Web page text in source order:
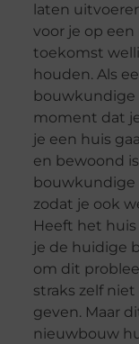
laten
voor je op
toekomst
houden. Als
bouwkundige
moment dat
je een huis
en bewoond
bouwkundige
zodat je ook
Heeft het
je de huidige
om dit
straks zelf
geven. Maar
nieuwbouw